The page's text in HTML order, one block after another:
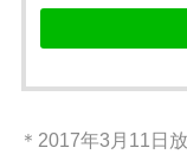
＊2017年3月11日